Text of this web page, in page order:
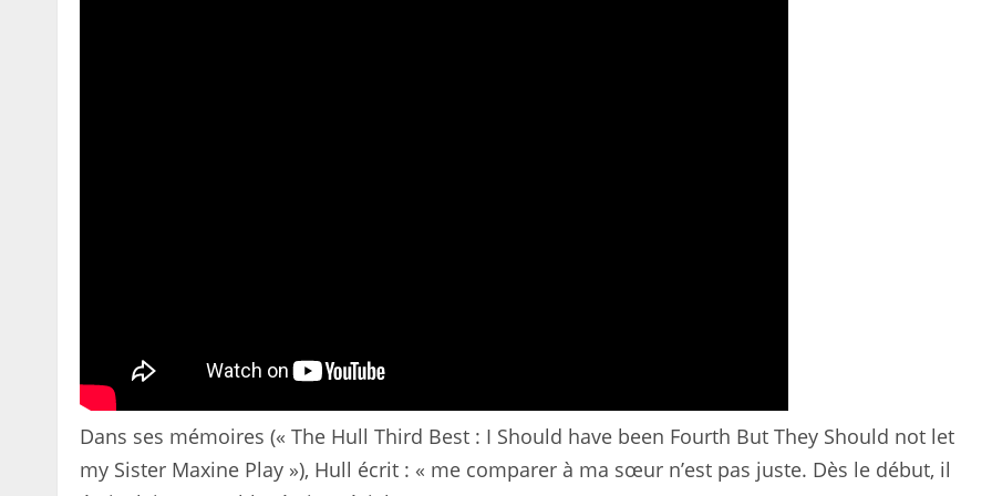
Dans ses mémoires (« The Hull Third Best : I Should have been Fourth But They Should not let
my Sister Maxine Play »), Hull écrit : « me comparer à ma sœur n’est pas juste. Dès le début, il